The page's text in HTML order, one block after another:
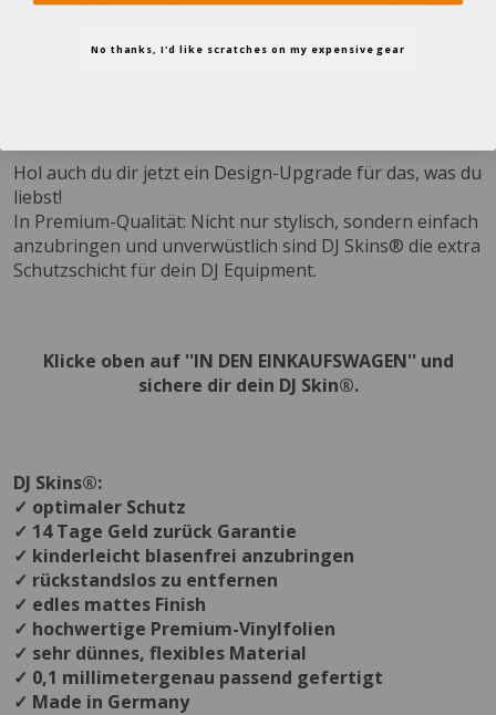
Hol auch du dir jetzt ein Design-Upgrade für das, was du
liebst!
In Premium-Qualität: Nicht nur stylisch, sondern einfach
anzubringen und unverwüstlich sind DJ Skins® die extra
Schutzschicht für dein DJ Equipment.
Klicke oben auf ''IN DEN EINKAUFSWAGEN'' und
sichere dir dein DJ Skin®.
DJ Skins®:
✓ optimaler Schutz
✓ 14 Tage Geld zurück Garantie
✓ kinderleicht blasenfrei anzubringen
✓ rückstandslos zu entfernen
✓ edles mattes Finish
✓ hochwertige Premium-Vinylfolien
✓ sehr dünnes, flexibles Material
✓ 0,1 millimetergenau passend gefertigt
✓ Made in Germany
No thanks, I'd like scratches on my expensive gear